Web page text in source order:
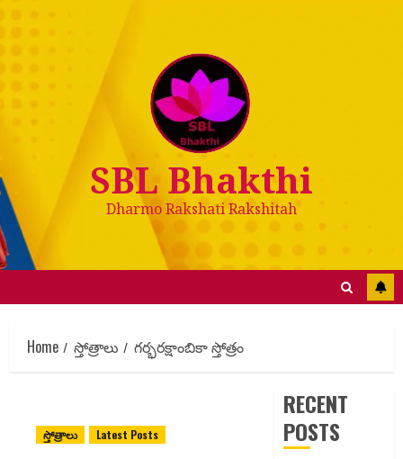
SBL Bhakthi
Dharmo Rakshati Rakshitah
Home స్తోత్రాలు గర్భరక్షాంబికా స్తోత్రం
స్తోత్రాలు Latest Posts
RECENT
POSTS